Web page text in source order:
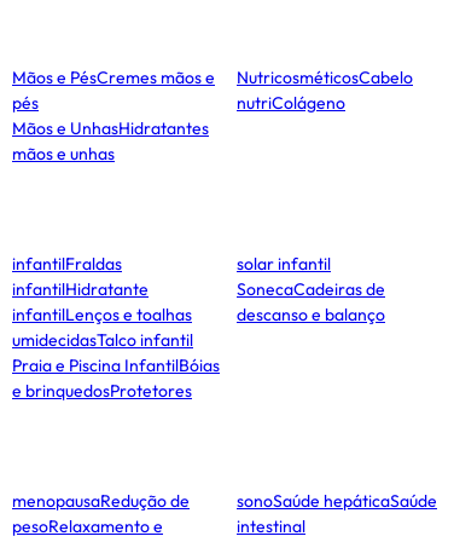
Mãos e PésCremes mãos e
pés
Mãos e UnhasHidratantes
mãos e unhas
NutricosméticosCabelo
nutriColágeno
infantilFraldas
infantilHidratante
infantilLenços e toalhas
umidecidasTalco infantil
Praia e Piscina InfantilBóias
e brinquedosProtetores
solar infantil
SonecaCadeiras de
descanso e balanço
menopausaRedução de
pesoRelaxamento e
sonoSaúde hepáticaSaúde
intestinal